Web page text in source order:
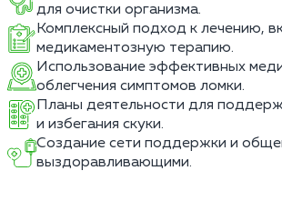
для очистки организма.
Комплексный подход к лечению,
медикаментозную терапию.
Использование эффективных
облегчения симптомов ломки.
Планы деятельности для
и избегания скуки.
Создание сети поддержки и
выздоравливающими.